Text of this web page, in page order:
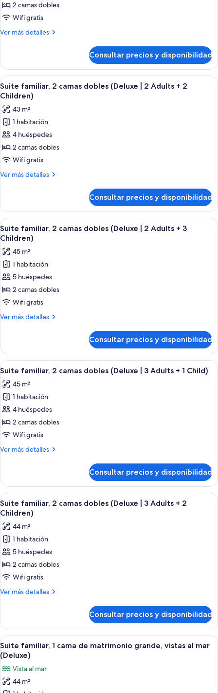
Suite
familiar,
camas
2
Adults
+
1
Child)
2 camas dobles
Wifi gratis
Ver más detalles
Más
familiar,
camas
dobles
2
Adults
+
Consultar precios y disponibilidad
Abrir
todas
las
fotos
de
Suite
familiar,
2
camas
|
Adults
+
2
Children)
Una habitación de hotel moderna
9
Suite familiar, 2 camas dobles (Deluxe | 2 Adults + 2
Children)
43 m²
1 habitación
4 huéspedes
2 camas dobles
Wifi gratis
Ver más detalles
Más
familiar,
camas
dobles
2
Adults
+
2
Consultar precios y disponibilidad
Abrir
todas
las
fotos
de
Suite
familiar,
2
camas
|
Adults
+
3
Children)
Una habitación de hotel moderna
9
Suite familiar, 2 camas dobles (Deluxe | 2 Adults + 3
Children)
45 m²
1 habitación
5 huéspedes
2 camas dobles
Wifi gratis
Ver más detalles
Más
familiar,
camas
(Deluxe
Adults
+
3
Children)
Consultar precios y disponibilidad
Abrir
todas
las
fotos
de
Suite
familiar,
camas
3
Adults
+
1
Child)
Una habitación de hotel moderna
9
Suite familiar, 2 camas dobles (Deluxe | 3 Adults + 1 Child)
45 m²
1 habitación
4 huéspedes
2 camas dobles
Wifi gratis
Ver más detalles
Más
familiar,
camas
dobles
3
Adults
+
Consultar precios y disponibilidad
Abrir
todas
las
fotos
de
Suite
familiar,
2
camas
|
Adults
+
2
Children)
Una habitación de hotel moderna
9
Suite familiar, 2 camas dobles (Deluxe | 3 Adults + 2
Children)
44 m²
1 habitación
5 huéspedes
2 camas dobles
Wifi gratis
Ver más detalles
Más
familiar,
camas
dobles
(Deluxe
3
Adults
Consultar precios y disponibilidad
Abrir
todas
las
fotos
de
Una habitación de hotel moderna
7
Suite familiar, 1 cama de matrimonio grande, vistas al mar
(Deluxe)
Vista al mar
44 m²